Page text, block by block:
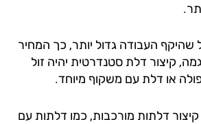
העבודה גדול יותר, כך המחיר
דלת סטנדרטית יהיה זול
דלת עם משקוף מיוחד.
דלתות מורכבות, כמו דלתות עם